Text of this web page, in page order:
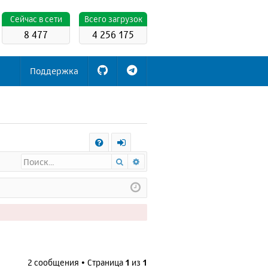
Всего загрузок
4 256 175
Cейчас в сети
8 477
Поддержка
Q
х
о
д
Поиск
2 сообщения • Страница 1 из 1